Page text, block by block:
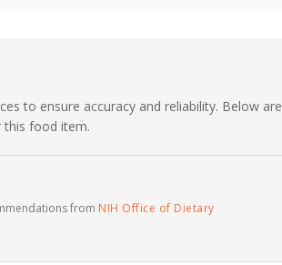
to ensure accuracy and reliability. Below are
this food item.
from NIH Office of Dietary